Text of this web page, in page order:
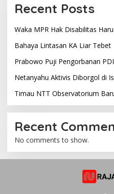
Recent Posts
Waka MPR Hak Disabilitas
Bahaya Lintasan KA Liar Tebet
Prabowo Puji Pengorbanan
Netanyahu Aktivis Diborgol di
Timau NTT Observatorium
Recent
No comments to show.